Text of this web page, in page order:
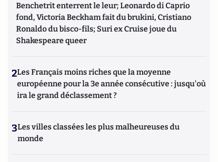
Benchetrit enterrent le leur; Leonardo di Caprio
fond, Victoria Beckham fait du brukini, Cristiano
Ronaldo du bisco-fils; Suri ex Cruise joue du
Shakespeare queer
2Les Français moins riches que la moyenne
européenne pour la 3e année consécutive : jusqu'où
ira le grand déclassement ?
3Les villes classées les plus malheureuses du
monde